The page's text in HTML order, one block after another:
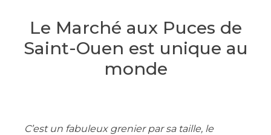
Le Marché aux Puces de
Saint-Ouen est unique au
monde
C’est un fabuleux grenier par sa taille, le